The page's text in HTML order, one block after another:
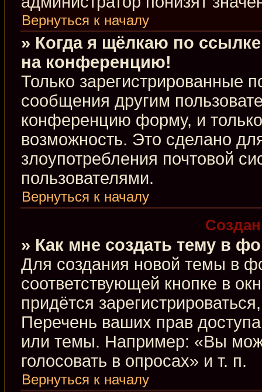
Вернуться к началу
» Когда я щёлкаю по
на конференцию!
Только зарегистрированные
сообщения другим
конференцию форму, и
возможность. Это сделано
злоупотребления почтовой
пользователями.
Вернуться к началу
» Как мне создать тему в
Для создания новой темы в
соответствующей кнопке в
придётся
Перечень ваших прав
или темы. Например: «Вы
голосовать в опросах» и т. п.
Вернуться к началу